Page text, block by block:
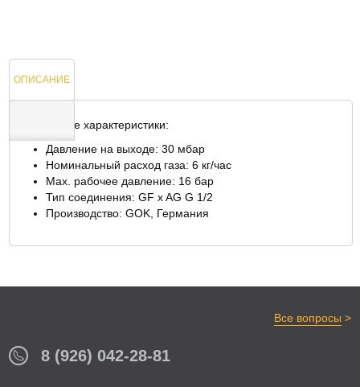
ОПИСАНИЕ
ОТЗЫВЫ
Технические характеристики:
Давление на выходе: 30 мбар
Номинальный расход газа: 6 кг/час
Max. рабочее давление: 16 бар
Тип соединения: GF x AG G 1/2
Производство: GOK, Германия
Все вопросы >
8 (926) 042-28-81